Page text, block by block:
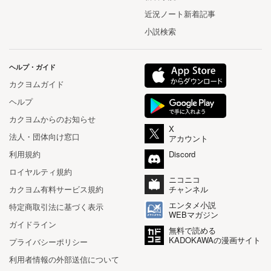
近況ノート新着記事
小説検索
ヘルプ・ガイド
カクヨムガイド
ヘルプ
カクヨムからのお知らせ
法人・団体向け窓口
利用規約
ロイヤルティ規約
カクヨム有料サービス規約
特定商取引法に基づく表示
ガイドライン
プライバシーポリシー
利用者情報の外部送信について
X
アカウント
Discord
ニコニコ
チャンネル
エンタメ小説
WEBマガジン
無料で読める
KADOKAWAの漫画サイト